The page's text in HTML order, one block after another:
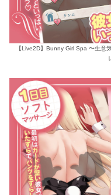
【Live2D】Bunny Girl Spa 〜生意